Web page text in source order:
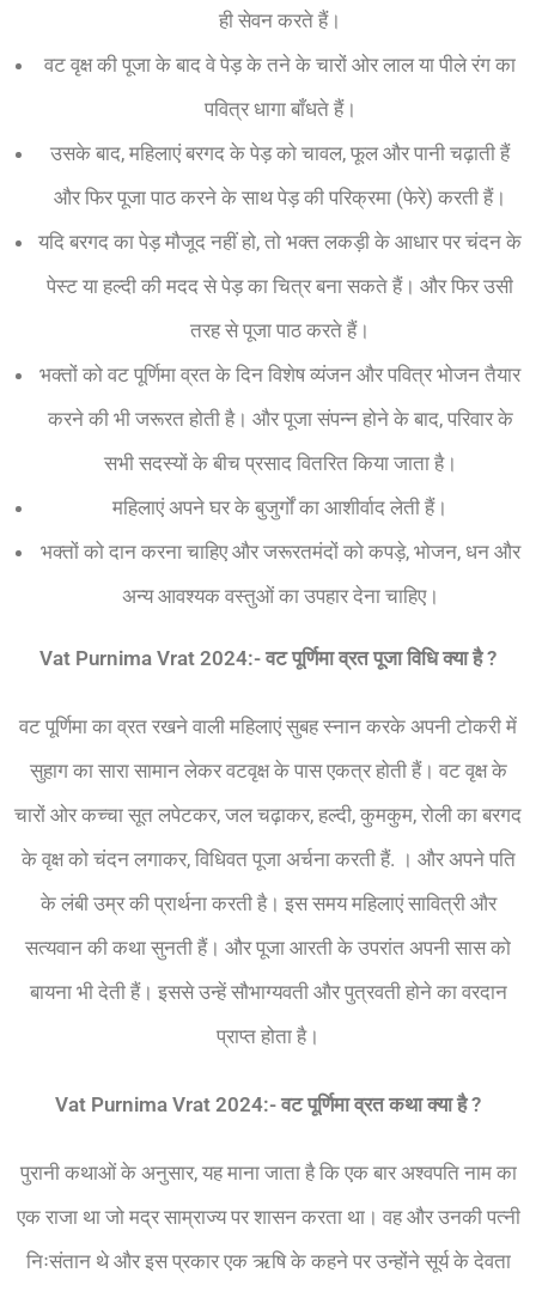
ही सेवन करते हैं।
वट वृक्ष की पूजा के बाद वे पेड़ के तने के चारों ओर लाल या पीले रंग का
पवित्र धागा बाँधते हैं।
उसके बाद, महिलाएं बरगद के पेड़ को चावल, फूल और पानी चढ़ाती हैं
और फिर पूजा पाठ करने के साथ पेड़ की परिक्रमा (फेरे) करती हैं।
यदि बरगद का पेड़ मौजूद नहीं हो, तो भक्त लकड़ी के आधार पर चंदन के
पेस्ट या हल्दी की मदद से पेड़ का चित्र बना सकते हैं। और फिर उसी
तरह से पूजा पाठ करते हैं।
भक्तों को वट पूर्णिमा व्रत के दिन विशेष व्यंजन और पवित्र भोजन तैयार
करने की भी जरूरत होती है। और पूजा संपन्न होने के बाद, परिवार के
सभी सदस्यों के बीच प्रसाद वितरित किया जाता है।
महिलाएं अपने घर के बुजुर्गों का आशीर्वाद लेती हैं।
भक्तों को दान करना चाहिए और जरूरतमंदों को कपड़े, भोजन, धन और
अन्य आवश्यक वस्तुओं का उपहार देना चाहिए।
Vat Purnima Vrat 2024:- वट पूर्णिमा व्रत पूजा विधि क्या है ?
वट पूर्णिमा का व्रत रखने वाली महिलाएं सुबह स्नान करके अपनी टोकरी में
सुहाग का सारा सामान लेकर वटवृक्ष के पास एकत्र होती हैं। वट वृक्ष के
चारों ओर कच्चा सूत लपेटकर, जल चढ़ाकर, हल्दी, कुमकुम, रोली का बरगद
के वृक्ष को चंदन लगाकर, विधिवत पूजा अर्चना करती हैं. । और अपने पति
के लंबी उम्र की प्रार्थना करती है। इस समय महिलाएं सावित्री और
सत्यवान की कथा सुनती हैं। और पूजा आरती के उपरांत अपनी सास को
बायना भी देती हैं। इससे उन्हें सौभाग्यवती और पुत्रवती होने का वरदान
प्राप्त होता है।
Vat Purnima Vrat 2024:- वट पूर्णिमाव्रतकथाक्याहै ?
पुरानी कथाओं के अनुसार, यह माना जाता है कि एक बार अश्वपति नाम का
एक राजा था जो मद्र साम्राज्य पर शासन करता था। वह और उनकी पत्नी
निःसंतान थे और इस प्रकार एक ऋषि के कहने पर उन्होंने सूर्य के देवता